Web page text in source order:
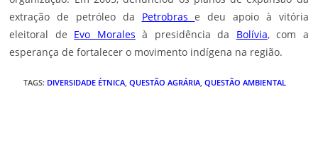
extração de petróleo da Petrobrase deu apoio à vitória
eleitoral de Evo Morales à presidência da Bolívia, com a
esperança de fortalecer o movimento indígena na região.
TAGS: DIVERSIDADE ÉTNICA, QUESTÃO AGRÁRIA, QUESTÃO AMBIENTAL